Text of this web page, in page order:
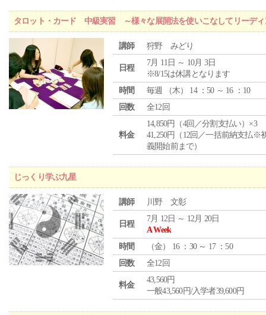
タロット・カード 中級実習 ～様々な展開法を使いこなしてリーディ
講師 狩野 みどり
日程
7月 11日 ～ 10月 3日
※8/15は休講となります
時間
毎週 （木） 14 ：50 ～ 16 ：10
回数
全12回
料金
14,850円（4回／分割支払い）×3
41,250円（12回／一括前納支払※
義開始前まで）
じっくり学ぶ九星
講師 川野 文彰
日程
7月 12日 ～ 12月 20日
A Week
時間
（金） 16 ：30 ～ 17 ：50
回数
全12回
料金
43,560円
一般43,560円/入学者39,600円